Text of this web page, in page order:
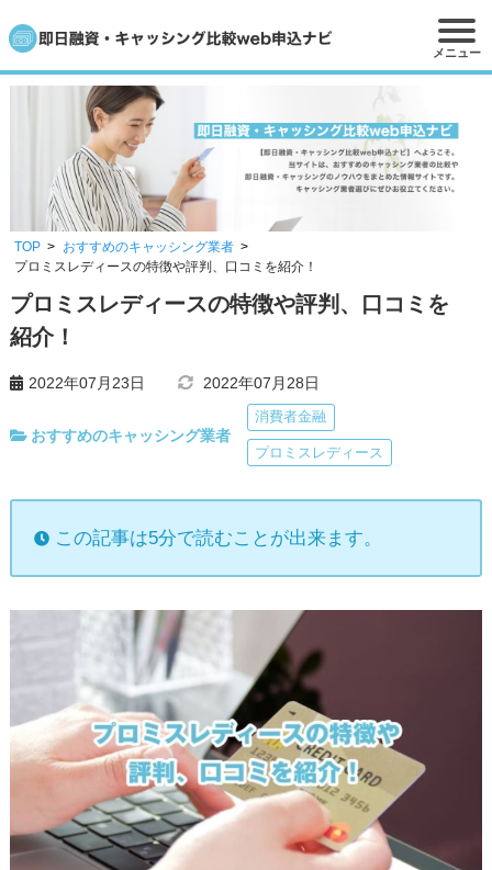
メニュー
TOP
おすすめのキャッシング業者
プロミスレディースの特徴や評判、口コミを紹介！
プロミスレディースの特徴や評判、口コミを
紹介！
2022年07月23日 2022年07月28日
おすすめのキャッシング業者
消費者金融
プロミスレディース
この記事は5分で読むことが出来ます。